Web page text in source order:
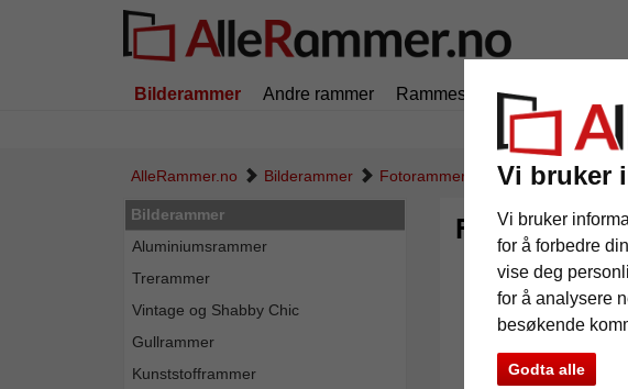
Vi bruker
Vi bruker
for å forbedre
vise deg
for å analysere
besøkende
Godta alle
Bilderammer Andre rammer Rammestørrelser
AlleRammer.no Bilderammer Fotorammer Fotoramme Bella,
Bilderammer
Aluminiumsrammer
Trerammer
Vintage og Shabby Chic
Gullrammer
Kunststofframmer
Fotoramme